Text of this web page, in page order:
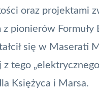
oraz projektami
z pionierów
się w Maserati
tego
Księżyca i Marsa.